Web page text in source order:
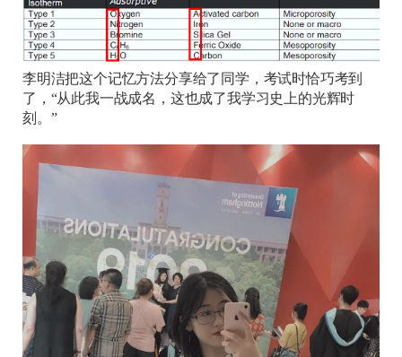
李明洁把这个记忆方法分享给了同学，考试时恰巧考到
了，“从此我一战成名，这也成了我学习史上的光辉时
刻。”